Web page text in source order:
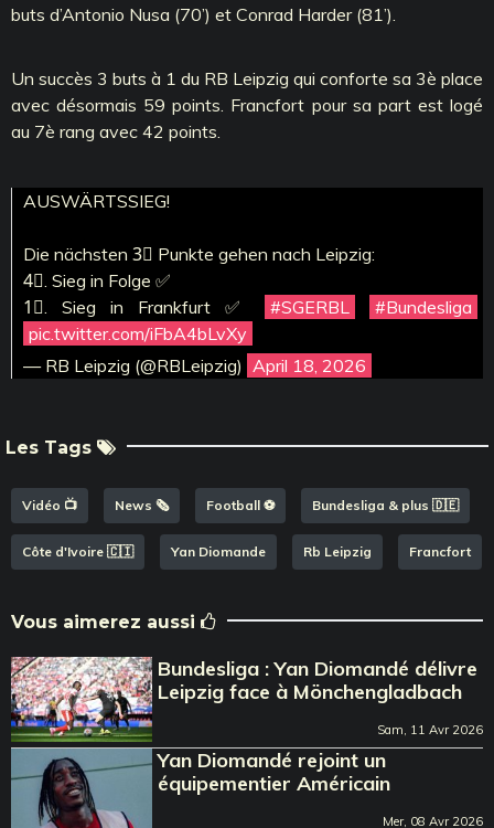
buts d’Antonio Nusa (70’) et Conrad Harder (81’).
Un succès 3 buts à 1 du RB Leipzig qui conforte sa 3è place
avec désormais 59 points. Francfort pour sa part est logé
au 7è rang avec 42 points.
AUSWÄRTSSIEG!
Die nächsten 3⃣ Punkte gehen nach Leipzig:
4⃣. Sieg in Folge ✅
1⃣. Sieg in Frankfurt ✅
#SGERBL
#Bundesliga
pic.twitter.com/iFbA4bLvXy
— RB Leipzig (@RBLeipzig) April 18, 2026
Les Tags
Vidéo 📺 News 🗞️ Football ⚽️ Bundesliga & plus 🇩🇪
Côte d'Ivoire 🇨🇮 Yan Diomande Rb Leipzig Francfort
Vous aimerez aussi
Bundesliga : Yan Diomandé délivre
Leipzig face à Mönchengladbach
Sam, 11 Avr 2026
Yan Diomandé rejoint un
équipementier Américain
Mer, 08 Avr 2026